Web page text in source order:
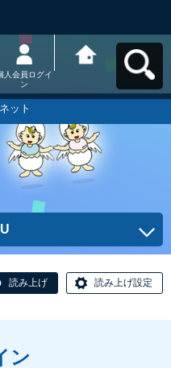
人会員ログイ
ン
ラミラネットへ
ット
読み上げ 読み上げ設定
ン